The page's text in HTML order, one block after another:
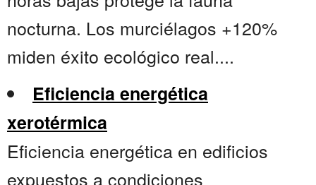
nocturna. Los murciélagos +120%
miden éxito ecológico real....
Eficiencia energética
xerotérmica
Eficiencia energética en edificios
expuestos a condiciones